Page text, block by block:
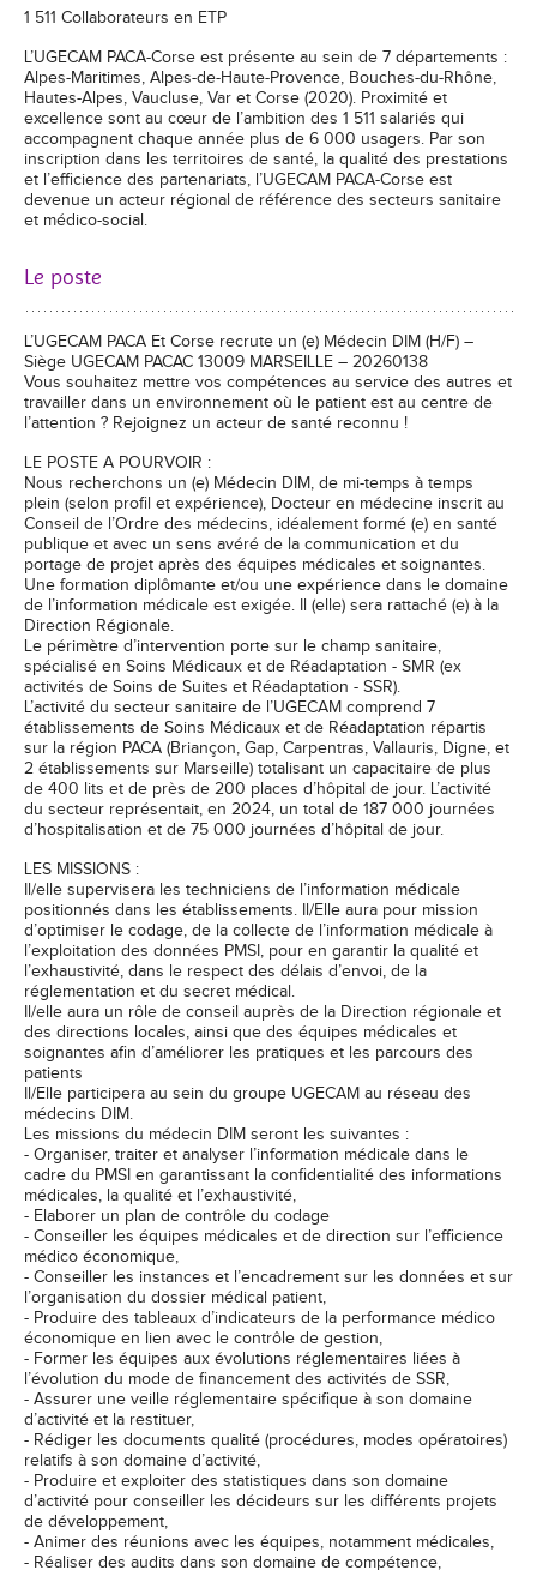
1 511 Collaborateurs en ETP
L’UGECAM PACA-Corse est présente au sein de 7 départements :
Alpes-Maritimes, Alpes-de-Haute-Provence, Bouches-du-Rhône,
Hautes-Alpes, Vaucluse, Var et Corse (2020). Proximité et
excellence sont au cœur de l’ambition des 1 511 salariés qui
accompagnent chaque année plus de 6 000 usagers. Par son
inscription dans les territoires de santé, la qualité des prestations
et l’efficience des partenariats, l’UGECAM PACA-Corse est
devenue un acteur régional de référence des secteurs sanitaire
et médico-social.
Le poste
L’UGECAM PACA Et Corse recrute un (e) Médecin DIM (H/F) –
Siège UGECAM PACAC 13009 MARSEILLE – 20260138
Vous souhaitez mettre vos compétences au service des autres et
travailler dans un environnement où le patient est au centre de
l’attention ? Rejoignez un acteur de santé reconnu !
LE POSTE A POURVOIR :
Nous recherchons un (e) Médecin DIM, de mi-temps à temps
plein (selon profil et expérience), Docteur en médecine inscrit au
Conseil de l’Ordre des médecins, idéalement formé (e) en santé
publique et avec un sens avéré de la communication et du
portage de projet après des équipes médicales et soignantes.
Une formation diplômante et/ou une expérience dans le domaine
de l’information médicale est exigée. Il (elle) sera rattaché (e) à la
Direction Régionale.
Le périmètre d’intervention porte sur le champ sanitaire,
spécialisé en Soins Médicaux et de Réadaptation - SMR (ex
activités de Soins de Suites et Réadaptation - SSR).
L’activité du secteur sanitaire de l’UGECAM comprend 7
établissements de Soins Médicaux et de Réadaptation répartis
sur la région PACA (Briançon, Gap, Carpentras, Vallauris, Digne, et
2 établissements sur Marseille) totalisant un capacitaire de plus
de 400 lits et de près de 200 places d’hôpital de jour. L’activité
du secteur représentait, en 2024, un total de 187 000 journées
d’hospitalisation et de 75 000 journées d’hôpital de jour.
LES MISSIONS :
Il/elle supervisera les techniciens de l’information médicale
positionnés dans les établissements. Il/Elle aura pour mission
d’optimiser le codage, de la collecte de l’information médicale à
l’exploitation des données PMSI, pour en garantir la qualité et
l’exhaustivité, dans le respect des délais d’envoi, de la
réglementation et du secret médical.
Il/elle aura un rôle de conseil auprès de la Direction régionale et
des directions locales, ainsi que des équipes médicales et
soignantes afin d’améliorer les pratiques et les parcours des
patients
Il/Elle participera au sein du groupe UGECAM au réseau des
médecins DIM.
Les missions du médecin DIM seront les suivantes :
- Organiser, traiter et analyser l’information médicale dans le
cadre du PMSI en garantissant la confidentialité des informations
médicales, la qualité et l’exhaustivité,
- Elaborer un plan de contrôle du codage
- Conseiller les équipes médicales et de direction sur l’efficience
médico économique,
- Conseiller les instances et l’encadrement sur les données et sur
l’organisation du dossier médical patient,
- Produire des tableaux d’indicateurs de la performance médico
économique en lien avec le contrôle de gestion,
- Former les équipes aux évolutions réglementaires liées à
l’évolution du mode de financement des activités de SSR,
- Assurer une veille réglementaire spécifique à son domaine
d’activité et la restituer,
- Rédiger les documents qualité (procédures, modes opératoires)
relatifs à son domaine d’activité,
- Produire et exploiter des statistiques dans son domaine
d’activité pour conseiller les décideurs sur les différents projets
de développement,
- Animer des réunions avec les équipes, notamment médicales,
- Réaliser des audits dans son domaine de compétence,